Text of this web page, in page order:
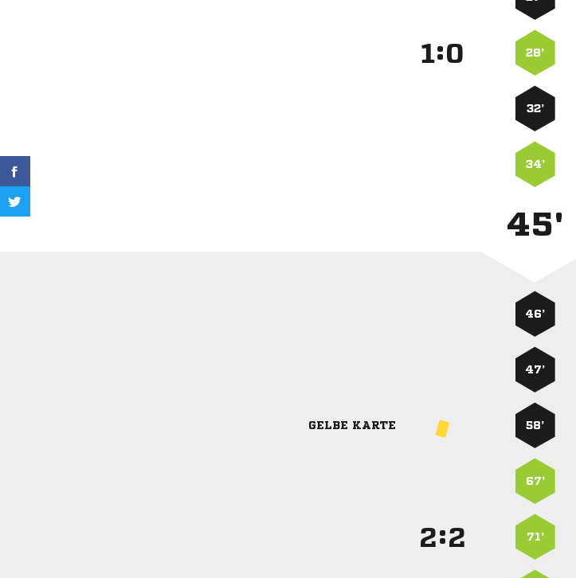
: 28’
32’
34’
45'
46’
47’
GELBE KARTE 58’
67’
: 71’